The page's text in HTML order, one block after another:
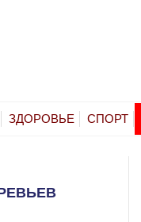
ЗДОРОВЬЕ СПОРТ